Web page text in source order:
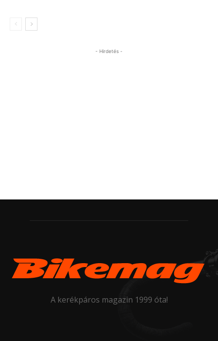
- Hirdetés -
A kerékpáros magazin 1999 óta!